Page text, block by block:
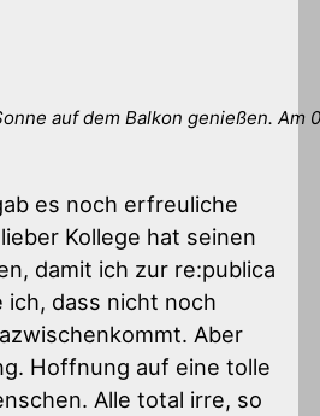
auf dem Balkon genießen. Am
es noch erfreuliche
Kollege hat seinen
damit ich zur re:publica
dass nicht noch
Aber
Hoffnung auf eine tolle
Alle total irre, so